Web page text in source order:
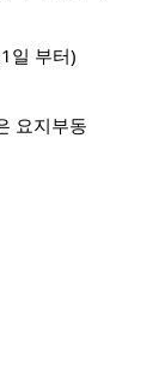
일 부터)
요지부동